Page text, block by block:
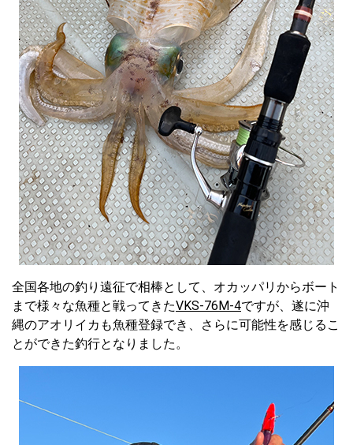
全国各地の釣り遠征で相棒として、オカッパリからボート
まで様々な魚種と戦ってきたVKS-76M-4ですが、遂に沖
縄のアオリイカも魚種登録でき、さらに可能性を感じるこ
とができた釣行となりました。